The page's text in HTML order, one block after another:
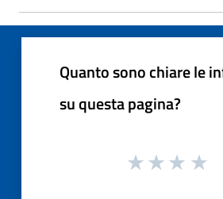
Quanto sono chiare le
su questa pagina?